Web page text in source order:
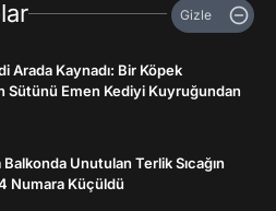
Gizle
Arada Kaynadı: Bir Köpek
Sütünü Emen Kediyi Kuyruğundan
Unutulan Terlik Sıcağın
Numara Küçüldü